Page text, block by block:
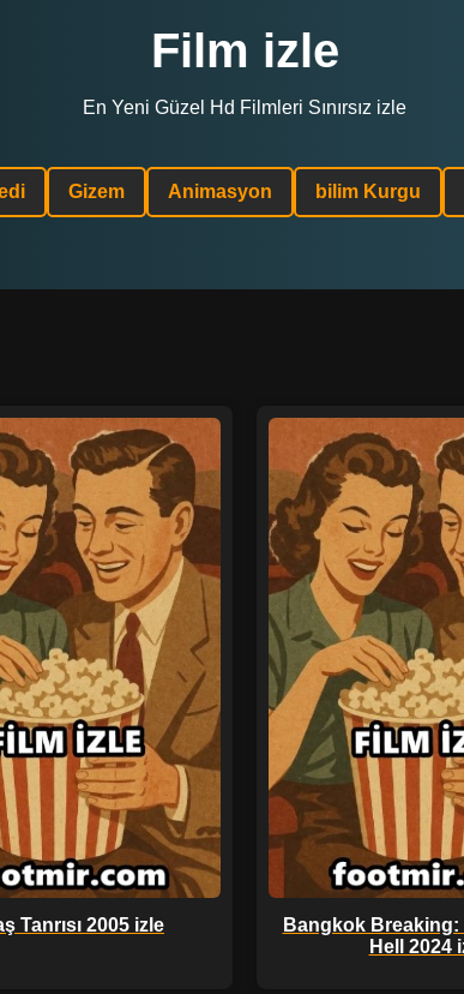
Film izle
En Yeni Güzel Hd Filmleri Sınırsız izle
Gizem Animasyon bilim Kurgu
Tanrısı 2005 izle
Bangkok Breaking:
Hell 2024